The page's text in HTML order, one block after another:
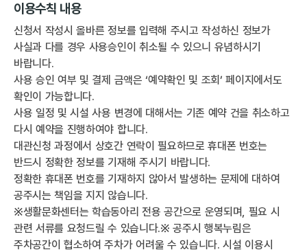
이용수칙 내용
신청서 작성시 올바른 정보를 입력해 주시고 작성하신 정보가
사실과 다를 경우 사용승인이 취소될 수 있으니 유념하시기
바랍니다.
사용 승인 여부 및 결제 금액은 ‘예약확인 및 조회’ 페이지에서도
확인이 가능합니다.
사용 일정 및 시설 사용 변경에 대해서는 기존 예약 건을 취소하고
다시 예약을 진행하여야 합니다.
대관신청 과정에서 상호간 연락이 필요하므로 휴대폰 번호는
반드시 정확한 정보를 기재해 주시기 바랍니다.
정확한 휴대폰 번호를 기재하지 않아서 발생하는 문제에 대하여
공주시는 책임을 지지 않습니다.
※생활문화센터는 학습동아리 전용 공간으로 운영되며, 필요 시
관련 서류를 요청드릴 수 있습니다.※ 공주시 행복누림은
주차공간이 협소하여 주차가 어려울 수 있습니다. 시설 이용시